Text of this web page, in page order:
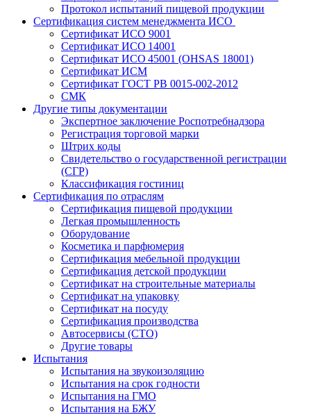
Протокол испытаний пищевой продукции
Сертификация систем менеджмента ИСО
Сертификат ИСО 9001
Сертификат ИСО 14001
Сертификат ИСО 45001 (OHSAS 18001)
Сертификат ИСМ
Сертификат ГОСТ РВ 0015-002-2012
СМК
Другие типы документации
Экспертное заключение Роспотребнадзора
Регистрация торговой марки
Штрих коды
Свидетельство о государственной регистрации
(СГР)
Классификация гостиниц
Сертификация по отраслям
Сертификация пищевой продукции
Легкая промышленность
Оборудование
Косметика и парфюмерия
Сертификация мебельной продукции
Сертификация детской продукции
Сертификат на строительные материалы
Сертификат на упаковку
Сертификат на посуду
Сертификация производства
Автосервисы (СТО)
Другие товары
Испытания
Испытания на звукоизоляцию
Испытания на срок годности
Испытания на ГМО
Испытания на БЖУ